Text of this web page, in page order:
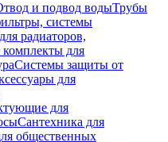
и подвод водыТрубы
системы
радиаторов,
для
Системы защиты от
для
для
Сантехника для
общественных